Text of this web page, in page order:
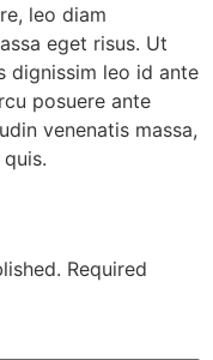
leo diam
eget risus. Ut
dignissim leo id ante
posuere ante
venenatis massa,
Required